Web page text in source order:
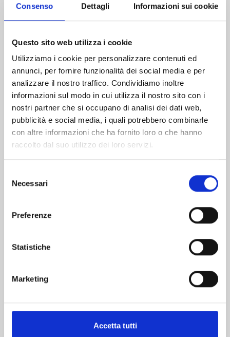
Consenso Dettagli Informazioni sui cookie
Questo sito web utilizza i cookie
Utilizziamo i cookie per personalizzare contenuti ed
annunci, per fornire funzionalità dei social media e per
analizzare il nostro traffico. Condividiamo inoltre
informazioni sul modo in cui utilizza il nostro sito con i
nostri partner che si occupano di analisi dei dati web,
pubblicità e social media, i quali potrebbero combinarle
con altre informazioni che ha fornito loro o che hanno
raccolto dal suo utilizzo dei loro servizi.
delNecessari
Preferenze
Statistiche
Marketing
Accetta tutti
Mostra tutto